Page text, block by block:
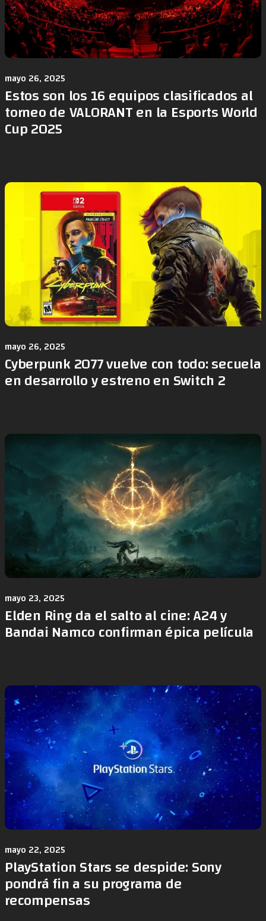
mayo 26, 2025
Estos son los 16 equipos clasificados al
torneo de VALORANT en la Esports World
Cup 2025
mayo 26, 2025
Cyberpunk 2077 vuelve con todo: secuela
en desarrollo y estreno en Switch 2
mayo 23, 2025
Elden Ring da el salto al cine: A24 y
Bandai Namco confirman épica película
mayo 22, 2025
PlayStation Stars se despide: Sony
pondrá fin a su programa de
recompensas